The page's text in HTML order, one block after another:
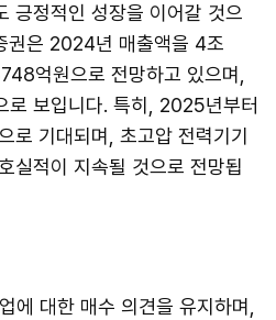
긍정적인 성장을 이어갈 것으
권은 2024년 매출액을 4조
억원으로 전망하고 있으며,
로 보입니다. 특히, 2025년부터
로 기대되며, 초고압 전력기기
실적이 지속될 것으로 전망됩
에 대한 매수 의견을 유지하며,